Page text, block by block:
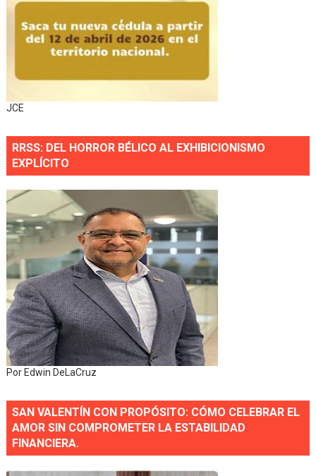
JCE
RRSS: DEL HORROR BÉLICO AL EXHIBICIONISMO
EXPLÍCITO
Por Edwin DeLaCruz
SAN VALENTÍN CON PROPÓSITO: CÓMO CELEBRAR EL
AMOR SIN COMPROMETER LA ESTABILIDAD
FINANCIERA.